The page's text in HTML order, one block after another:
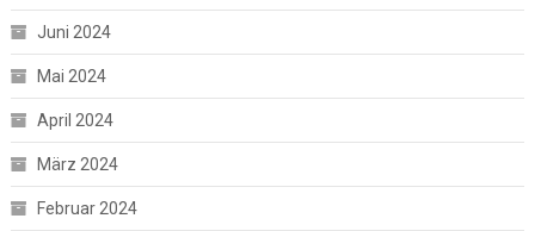
Juni 2024
Mai 2024
April 2024
März 2024
Februar 2024